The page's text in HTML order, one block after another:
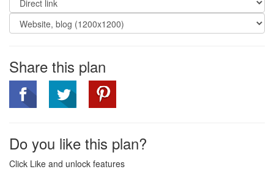
Share this plan
Do you like this plan?
Click Like and unlock features